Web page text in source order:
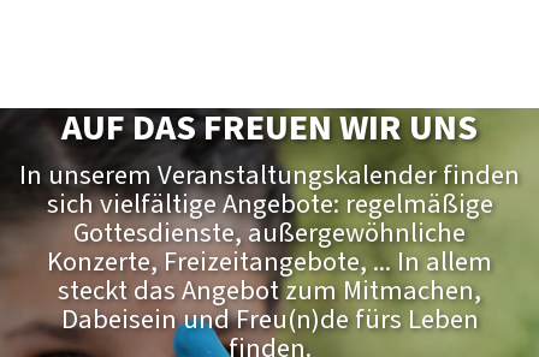
AUF DAS FREUEN WIR UNS
In unserem Veranstaltungskalender finden
sich vielfältige Angebote: regelmäßige
Gottesdienste, außergewöhnliche
Konzerte, Freizeitangebote, ... In allem
steckt das Angebot zum Mitmachen,
Dabeisein und Freu(n)de fürs Leben
finden.